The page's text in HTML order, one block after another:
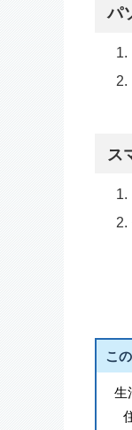
パ
ス
こ
生